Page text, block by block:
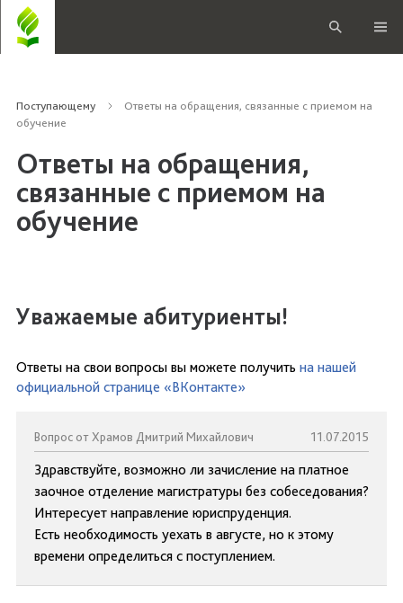
Поступающему
Ответы на обращения, связанные с приемом на
обучение
Ответы на обращения,
связанные с приемом на
обучение
Уважаемые абитуриенты!
Ответы на свои вопросы вы можете получить на нашей
официальной странице «ВКонтакте»
Вопрос от Храмов Дмитрий Михайлович 11.07.2015
Здравствуйте, возможно ли зачисление на платное
заочное отделение магистратуры без собеседования?
Интересует направление юриспруденция.
Есть необходимость уехать в августе, но к этому
времени определиться с поступлением.